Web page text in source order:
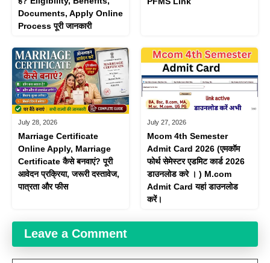
Documents, Apply Online
Process पूरी जानकारी
July 28, 2026
Marriage Certificate
Online Apply, Marriage
Certificate कैसे बनवाएं? पूरी
आवेदन प्रक्रिया, जरूरी दस्तावेज,
पात्रता और फीस
July 27, 2026
Mcom 4th Semester
Admit Card 2026 (एमकॉम
फोर्थ सेमेस्टर एडमिट कार्ड 2026
डाउनलोड करे । ) M.com
Admit Card यहां डाउनलोड
करें।
Leave a Comment